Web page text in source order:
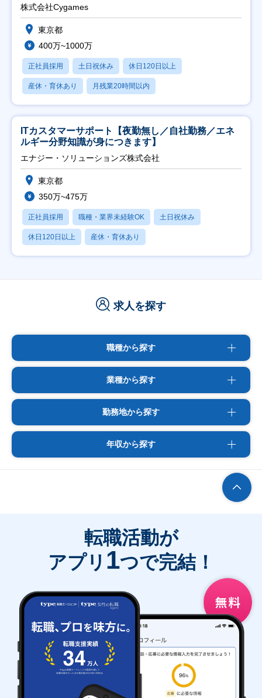
株式会社Cygames
東京都
400万~1000万
正社員採用 土日祝休み 休日120日以上
産休・育休あり 月残業20時間以内
ITカスタマーサポート【夜勤無し／自社勤務／エネ
ルギー分野知識が身につきます】
エナジー・ソリューションズ株式会社
東京都
350万~475万
正社員採用 職種・業界未経験OK 土日祝休み
休日120日以上 産休・育休あり
求人を探す
職種から探す
業種から探す
勤務地から探す
年収から探す
転職活動が
アプリ 1つで完結！